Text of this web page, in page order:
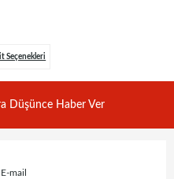
Seçenekleri
Düşünce Haber Ver
E-mail